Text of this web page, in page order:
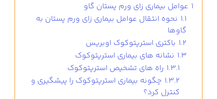
1 عوامل بیماری زای ورم پستان گاو
1.1 نحوه انتقال عوامل بیماری زای ورم پستان به
گاوها
1.2 باکتری استرپتوکوک اوبریس
1.3 نشانه های بیماری استرپتوکوک
1.3.1 راه های تشخیص استرپتوکوک
1.3.2 چگونه بیماری استرپتوکوک را پیشگیری و
کنترل کرد؟